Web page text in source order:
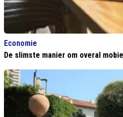
Economie
De slimste manier om overal